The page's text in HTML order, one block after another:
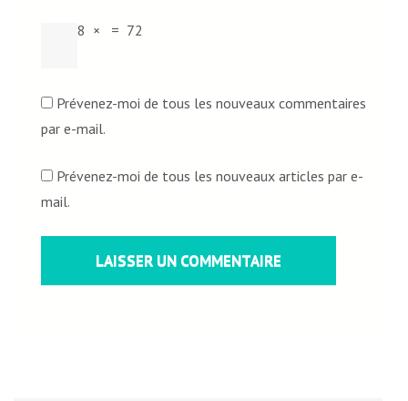
8 × = 72
Prévenez-moi de tous les nouveaux commentaires
par e-mail.
Prévenez-moi de tous les nouveaux articles par e-
mail.